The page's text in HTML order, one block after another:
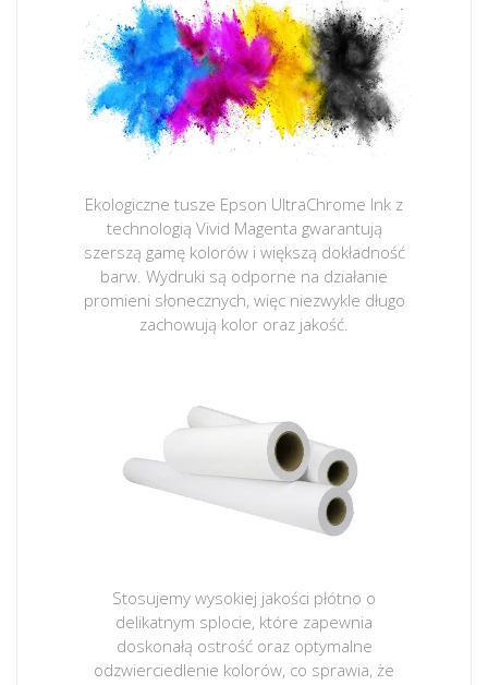
Ekologiczne tusze Epson UltraChrome Ink z
technologią Vivid Magenta gwarantują
szerszą gamę kolorów i większą dokładność
barw. Wydruki są odporne na działanie
promieni słonecznych, więc niezwykle długo
zachowują kolor oraz jakość.
Stosujemy wysokiej jakości płótno o
delikatnym splocie, które zapewnia
doskonałą ostrość oraz optymalne
odzwierciedlenie kolorów, co sprawia, że